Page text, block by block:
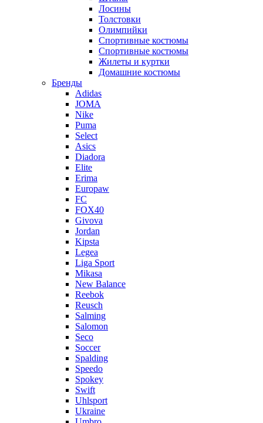
Лосины
Толстовки
Олимпийки
Спортивные костюмы
Спортивные костюмы
Жилеты и куртки
Домашние костюмы
Бренды
Adidas
JOMA
Nike
Puma
Select
Asics
Diadora
Elite
Erima
Europaw
FC
FOX40
Givova
Jordan
Kipsta
Legea
Liga Sport
Mikasa
New Balance
Reebok
Reusch
Salming
Salomon
Seco
Soccer
Spalding
Speedo
Spokey
Swift
Uhlsport
Ukraine